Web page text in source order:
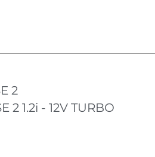
2
2 1.2i - 12V TURBO